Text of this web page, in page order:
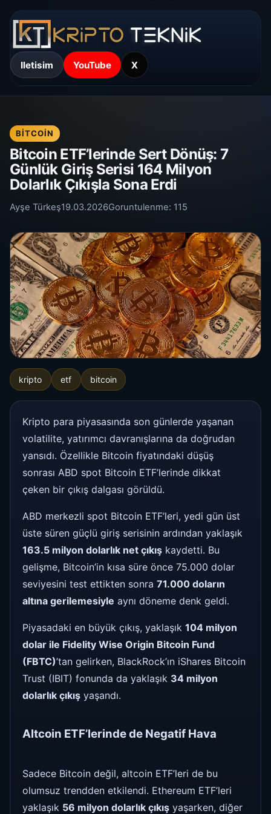
Iletisim YouTube X
BITCOIN
Bitcoin ETF’lerinde Sert Dönüş: 7
Günlük Giriş Serisi 164 Milyon
Dolarlık Çıkışla Sona Erdi
Ayşe Türkeş19.03.2026Goruntulenme: 115
kripto etf bitcoin
Kripto para piyasasında son günlerde yaşanan
volatilite, yatırımcı davranışlarına da doğrudan
yansıdı. Özellikle Bitcoin fiyatındaki düşüş
sonrası ABD spot Bitcoin ETF’lerinde dikkat
çeken bir çıkış dalgası görüldü.
ABD merkezli spot Bitcoin ETF’leri, yedi gün üst
üste süren güçlü giriş serisinin ardından yaklaşık
163.5 milyon dolarlık net çıkış kaydetti. Bu
gelişme, Bitcoin’in kısa süre önce 75.000 dolar
seviyesini test ettikten sonra 71.000 doların
altına gerilemesiyle aynı döneme denk geldi.
Piyasadaki en büyük çıkış, yaklaşık 104 milyon
dolar ile Fidelity Wise Origin Bitcoin Fund
(FBTC)’tan gelirken, BlackRock’ın iShares Bitcoin
Trust (IBIT) fonunda da yaklaşık 34 milyon
dolarlık çıkış yaşandı.
Altcoin ETF’lerinde de Negatif Hava
Sadece Bitcoin değil, altcoin ETF’leri de bu
olumsuz trendden etkilendi. Ethereum ETF’leri
yaklaşık 56 milyon dolarlık çıkış yaşarken, diğer